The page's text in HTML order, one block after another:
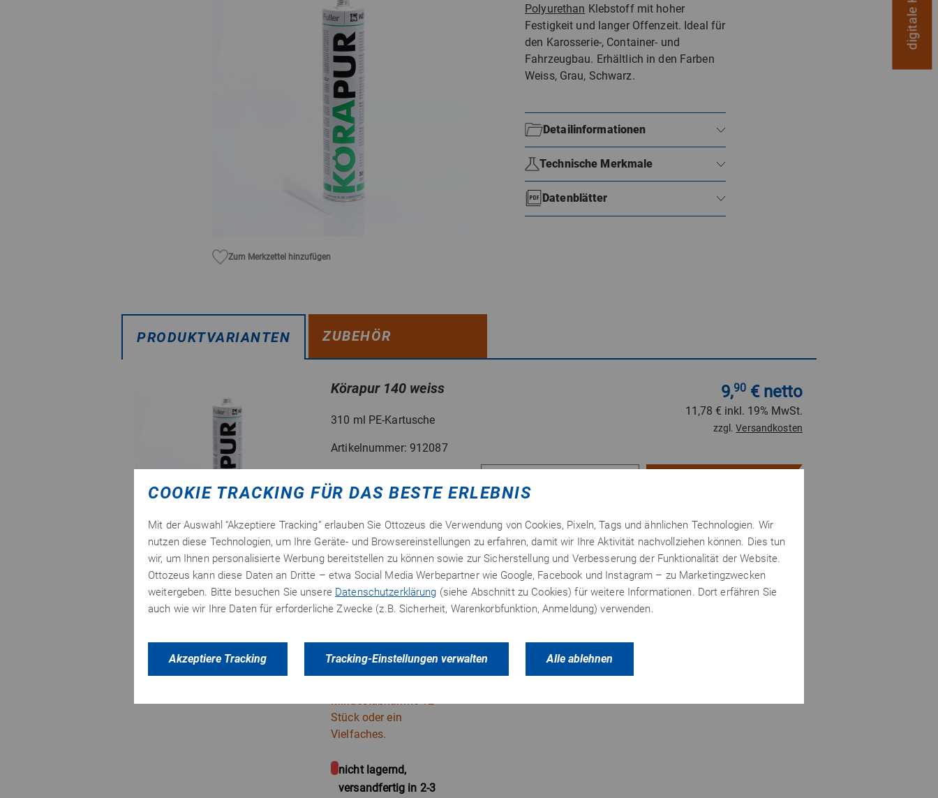
Zum Merkzettel hinzufügen
Polyurethan Klebstoff mit hoher
Festigkeit und langer Offenzeit. Ideal für
den Karosserie-, Container- und
Fahrzeugbau. Erhältlich in den Farben
Weiss, Grau, Schwarz.
Detailinformationen
Technische Merkmale
Datenblätter
PRODUKTVARIANTEN ZUBEHÖR
Körapur 140 weiss
310 ml PE-Kartusche
Artikelnummer: 912087
überlackierbarer 1K-
Dichtstoff in der 310 ml
PE Kartusche für
kraftschlüssige
Verbindungen. Er
dichtet zuverlässig
hitzebeständig; Farbe:
Stück oder ein
Vielfaches.
nicht lagernd,
versandfertig in 2-3
9,90 € netto
11,78 € inkl. 19% MwSt.
zzgl.Versandkosten
COOKIE TRACKING FÜR DAS BESTE ERLEBNIS
Mit der Auswahl “Akzeptiere Tracking” erlauben Sie Ottozeus die Verwendung von Cookies, Pixeln, Tags und ähnlichen Technologien. Wir
nutzen diese Technologien, um Ihre Geräte- und Browsereinstellungen zu erfahren, damit wir Ihre Aktivität nachvollziehen können. Dies tun
wir, um Ihnen personalisierte Werbung bereitstellen zu können sowie zur Sicherstellung und Verbesserung der Funktionalität der Website.
Ottozeus kann diese Daten an Dritte – etwa Social Media Werbepartner wie Google, Facebook und Instagram – zu Marketingzwecken
weitergeben. Bitte besuchen Sie unsere Datenschutzerklärung (siehe Abschnitt zu Cookies) für weitere Informationen. Dort erfähren Sie
auch wie wir Ihre Daten für erforderliche Zwecke (z.B. Sicherheit, Warenkorbfunktion, Anmeldung) verwenden.
Akzeptiere Tracking Tracking-Einstellungen verwalten Alle ablehnen